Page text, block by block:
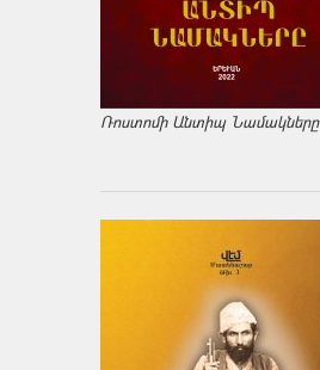
Ռոստոմի Անտիպ Նամակները